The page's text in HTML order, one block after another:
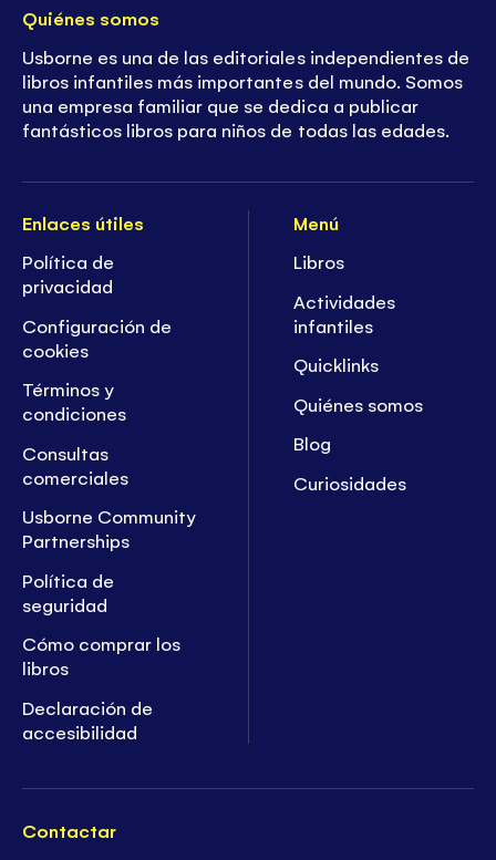
Enlaces útiles
Política de
privacidad
Configuración de
cookies
Términos y
condiciones
Consultas
comerciales
Usborne Community
Partnerships
Política de
seguridad
Cómo comprar los
libros
Declaración de
accesibilidad
Menú
Libros
Actividades
infantiles
Quicklinks
Quiénes somos
Blog
Curiosidades
Contactar
Quiénes somos
Usborne es una de las editoriales independientes de
libros infantiles más importantes del mundo. Somos
una empresa familiar que se dedica a publicar
fantásticos libros para niños de todas las edades.